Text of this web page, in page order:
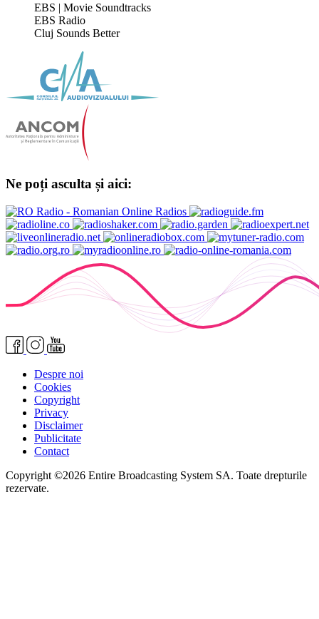
EBS | Movie Soundtracks
EBS Radio
Cluj Sounds Better
Ne poți asculta și aici:
Despre noi
Cookies
Copyright
Privacy
Disclaimer
Publicitate
Contact
Copyright ©2026 Entire Broadcasting System SA. Toate drepturile
rezervate.